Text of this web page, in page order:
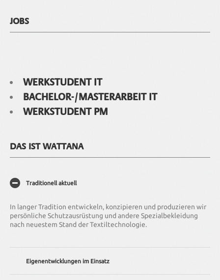
JOBS
WERKSTUDENT IT
BACHELOR-/MASTERARBEIT IT
WERKSTUDENT PM
DAS IST WATTANA
Traditionell aktuell
In langer Tradition entwickeln, konzipieren und produzieren wir
persönliche Schutzausrüstung und andere Spezialbekleidung
nach neuestem Stand der Textiltechnologie.
Eigenentwicklungen im Einsatz